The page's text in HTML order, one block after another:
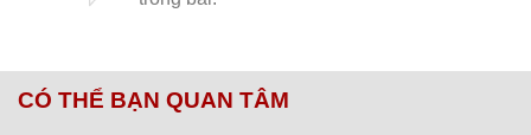
CÓ THỂ BẠN QUAN TÂM